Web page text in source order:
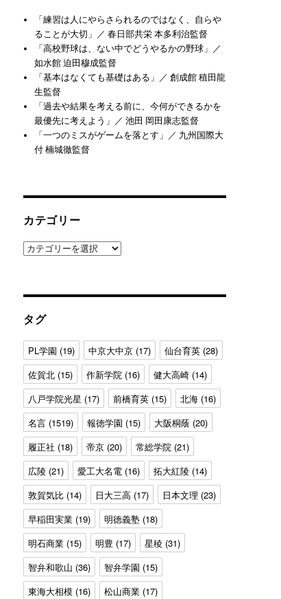
監督” の
「練習は人にやらさられるのではなく、自らや
ることが大切」／ 春日部共栄 本多利治監督
「高校野球は、ない中でどうやるかの野球」／
如水館 迫田穆成監督
「基本はなくても基礎はある」／ 創成館 稙田龍
生監督
「過去や結果を考える前に、今何ができるかを
最優先に考えよう」／ 池田 岡田康志監督
「一つのミスがゲームを落とす」／ 九州国際大
付 楠城徹監督
カテゴリー
カ
タグ
PL学園 (19) 中京大中京(17) 仙台育英(28)
佐賀北(15) 作新学院(16) 健大高崎(14)
八戸学院光星 (17) 前橋育英(15) 北海(16)
名言(1519) 報徳学園 (15) 大阪桐蔭 (20)
履正社 (18) 帝京(20) 常総学院(21)
広陵(21) 愛工大名電(16) 拓大紅陵(14)
敦賀気比(14) 日大三高(17) 日本文理 (23)
早稲田実業(19) 明徳義塾(18)
明石商業(15) 明豊 (17) 星稜 (31)
智弁和歌山 (36) 智弁学園 (15)
東海大相模(16) 松山商業(17)